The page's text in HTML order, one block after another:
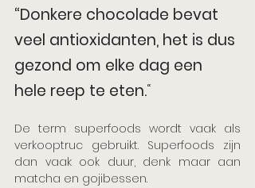
“Donkere chocolade bevat
veel antioxidanten, het is dus
gezond om elke dag een
hele reep te eten.“
De term superfoods wordt vaak als
verkooptruc gebruikt. Superfoods zijn
dan vaak ook duur, denk maar aan
matcha en gojibessen.